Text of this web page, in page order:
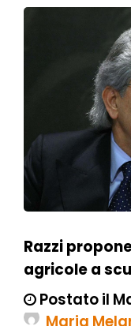
Razzi
agricole a
Postato il
Maria